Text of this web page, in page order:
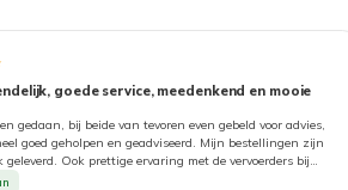
goede service, meedenkend en mooie
gedaan, bij beide van tevoren even gebeld voor advies,
goed geholpen en geadviseerd. Mijn bestellingen zijn
geleverd. Ook prettige ervaring met de vervoerders bij